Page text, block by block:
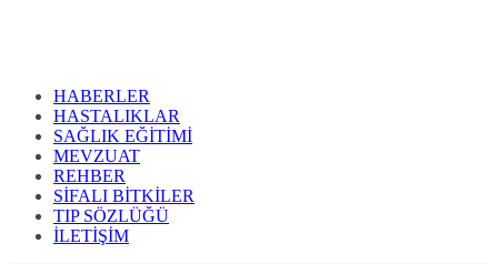
HABERLER
HASTALIKLAR
SAĞLIK EĞİTİMİ
MEVZUAT
REHBER
SİFALI BİTKİLER
TIP SÖZLÜĞÜ
İLETİŞİM